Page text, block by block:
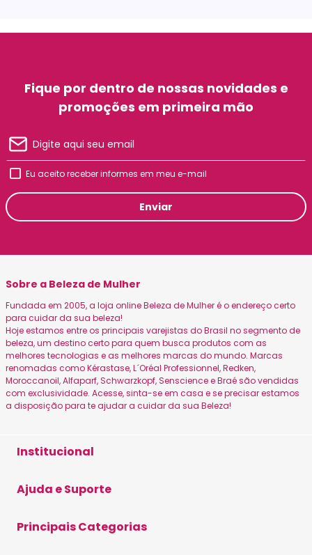
Fique por dentro de nossas novidades e
promoções em primeira mão
Eu aceito receber informes em meu e-mail
Enviar
Sobre a Beleza de Mulher
Fundada em 2005, a loja online Beleza de Mulher é o endereço certo
para cuidar da sua beleza!
Hoje estamos entre os principais varejistas do Brasil no segmento de
beleza, um destino certo para quem busca produtos com as
melhores tecnologias e as melhores marcas do mundo. Marcas
renomadas como Kérastase, L´Oréal Professionnel, Redken,
Moroccanoil, Alfaparf, Schwarzkopf, Senscience e Braé são vendidas
com exclusividade. Acesse, sinta-se em casa e se precisar estamos
a disposição para te ajudar a cuidar da sua Beleza!
Institucional
Política de Privacidade
Ajuda e Suporte
Principais Categorias